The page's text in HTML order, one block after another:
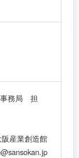
務局 担
産業創造館